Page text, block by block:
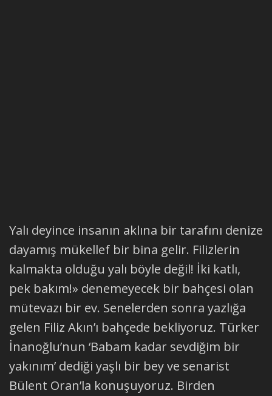
Yalı deyince insanın aklına bir tarafını denize
dayamış mükellef bir bina gelir. Filizlerin
kalmakta olduğu yalı böyle değil! İki katlı,
pek bakım!» denemeyecek bir bahçesi olan
mütevazı bir ev. Senelerden sonra yazlığa
gelen Filiz Akın’ı bahçede bekliyoruz. Türker
İnanoğlu’nun ‘Babam kadar sevdiğim bir
yakınım’ dediği yaşlı bir bey ve senarist
Bülent Oran’la konuşuyoruz. Birden